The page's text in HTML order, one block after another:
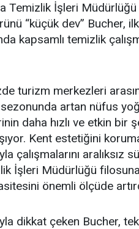
Temizlik İşleri
“küçük dev” Bucher,
kapsamlı temizlik
turizm merkezleri
sezonunda artan nüfus
daha hızlı ve etkin bir
Kent estetiğini
çalışmalarını aralıksız
İşleri Müdürlüğü
önemli ölçüde
dikkat çeken Bucher,